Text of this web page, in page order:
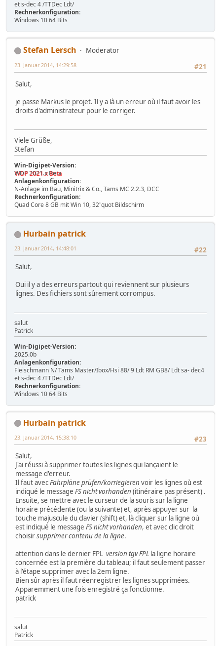
et s-dec 4 /TTDec Ldt/
Rechnerkonfiguration:
Windows 10 64 Bits
Stefan Lersch
Moderator
#21
23. Januar 2014, 14:29:58
Salut,
je passe Markus le projet. Il y a là un erreur où il faut avoir les
droits d'administrateur pour le corriger.
Viele Grüße,
Stefan
Win-Digipet-Version:
WDP 2021.x Beta
Anlagenkonfiguration:
N-Anlage im Bau, Minitrix & Co., Tams MC 2.2.3, DCC
Rechnerkonfiguration:
Quad Core 8 GB mit Win 10, 32"quot Bildschirm
Hurbain patrick
#22
23. Januar 2014, 14:48:01
Salut,
Oui il y a des erreurs partout qui reviennent sur plusieurs
lignes. Des fichiers sont sûrement corrompus.
salut
Patrick
Win-Digipet-Version:
2025.0b
Anlagenkonfiguration:
Fleischmann N/ Tams Master/Ibox/Hsi 88/ 9 Ldt RM GB8/ Ldt sa- dec4
et s-dec 4 /TTDec Ldt/
Rechnerkonfiguration:
Windows 10 64 Bits
Hurbain patrick
#23
23. Januar 2014, 15:38:10
Salut,
J'ai réussi à supprimer toutes les lignes qui lançaient le
message d'erreur.
Il faut avecFahrpläne prüfen/korriegieren voir les lignes où est
indiqué le message FS nicht vorhanden (itinéraire pas présent) .
Ensuite, se mettre avec le curseur de la souris sur la ligne
horaire précédente (ou la suivante) et, après appuyer sur la
touche majuscule du clavier (shift) et, là cliquer sur la ligne où
est indiqué le message FS nicht vorhanden, et avec clic droit
choisirsupprimer contenu de la ligne.
attention dans le dernier FPL version tgv FPL la ligne horaire
concernée est la première du tableau; il faut seulement passer
à l'étape supprimer avec la 2em ligne.
Bien sûr après il faut réenregistrer les lignes supprimées.
Apparemment une fois enregistré ça fonctionne.
patrick
salut
Patrick